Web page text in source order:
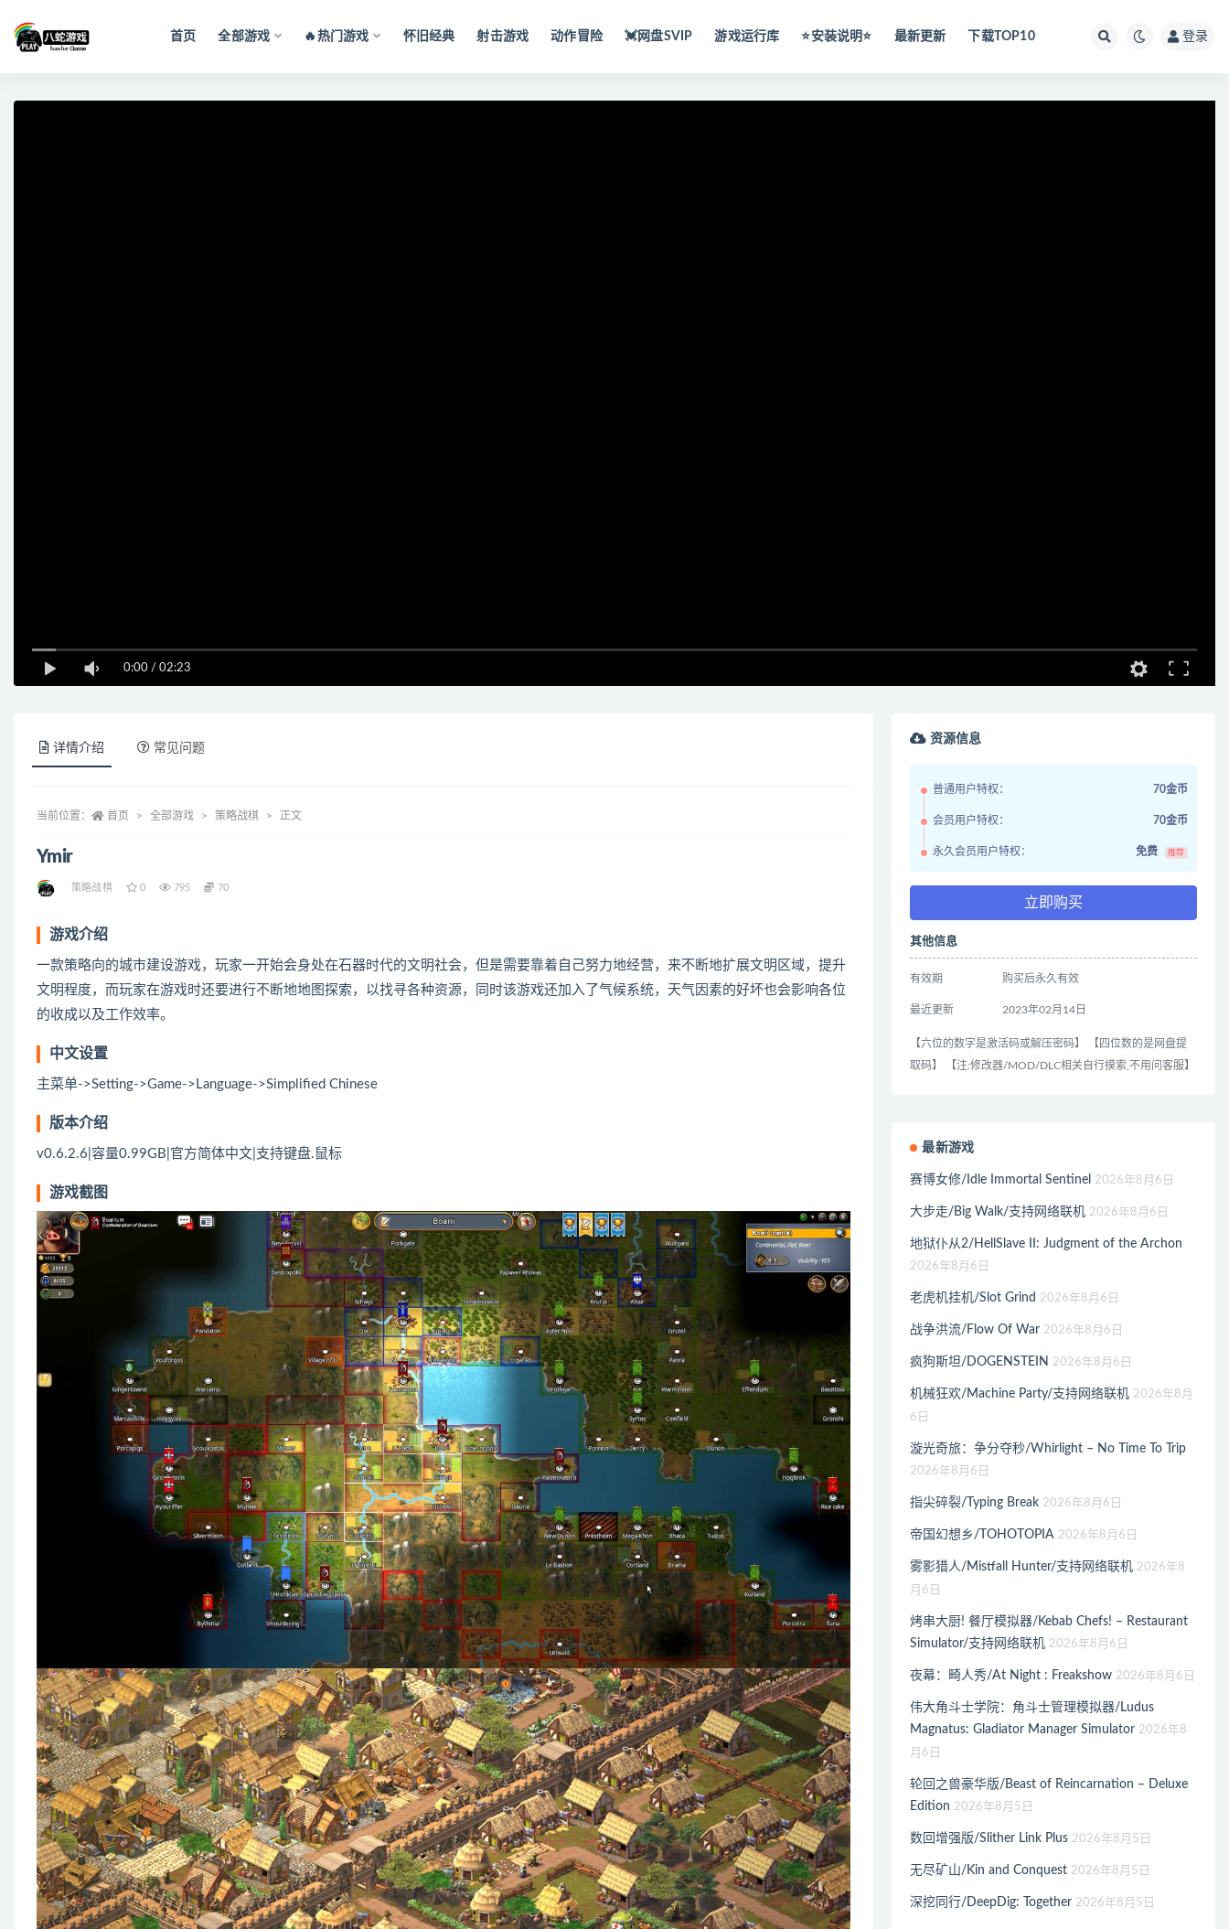
首页 全部游戏 🔥热门游戏 怀旧经典 射击游戏 动作冒险 💓网盘SVIP 游戏运行库 ⭐️安装说明⭐️ 最新更新 下载TOP10 登录
0:00 / 02:23
详情介绍 常见问题
当前位置： 首页 全部游戏 策略战棋 正文
Ymir
策略战棋 0 795 70
游戏介绍
一款策略向的城市建设游戏，玩家一开始会身处在石器时代的文明社会，但是需要靠着自己努力地经营，来不断地扩展文明区域，提升
文明程度，而玩家在游戏时还要进行不断地地图探索，以找寻各种资源，同时该游戏还加入了气候系统，天气因素的好坏也会影响各位
的收成以及工作效率。
中文设置
主菜单->Setting->Game->Language->Simplified Chinese
版本介绍
v0.6.2.6|容量0.99GB|官方简体中文|支持键盘.鼠标
游戏截图
资源信息
普通用户特权： 70金币
会员用户特权： 70金币
永久会员用户特权： 免费 推荐
立即购买
其他信息
有效期 购买后永久有效
最近更新 2023年02月14日
【六位的数字是激活码或解压密码】 【四位数的是网盘提
取码】 【注:修改器/MOD/DLC相关自行摸索,不用问客服】
最新游戏
赛博女修/Idle Immortal Sentinel 2026年8月6日
大步走/Big Walk/支持网络联机 2026年8月6日
地狱仆从2/HellSlave II: Judgment of the Archon
2026年8月6日
老虎机挂机/Slot Grind 2026年8月6日
战争洪流/Flow Of War 2026年8月6日
疯狗斯坦/DOGENSTEIN 2026年8月6日
机械狂欢/Machine Party/支持网络联机 2026年8月
6日
漩光奇旅：争分夺秒/Whirlight – No Time To Trip
2026年8月6日
指尖碎裂/Typing Break 2026年8月6日
帝国幻想乡/TOHOTOPIA 2026年8月6日
雾影猎人/Mistfall Hunter/支持网络联机 2026年8
月6日
烤串大厨! 餐厅模拟器/Kebab Chefs! – Restaurant
Simulator/支持网络联机 2026年8月6日
夜幕：畸人秀/At Night : Freakshow 2026年8月6日
伟大角斗士学院：角斗士管理模拟器/Ludus
Magnatus: Gladiator Manager Simulator 2026年8
月6日
轮回之兽豪华版/Beast of Reincarnation – Deluxe
Edition 2026年8月5日
数回增强版/Slither Link Plus 2026年8月5日
无尽矿山/Kin and Conquest 2026年8月5日
深挖同行/DeepDig: Together 2026年8月5日